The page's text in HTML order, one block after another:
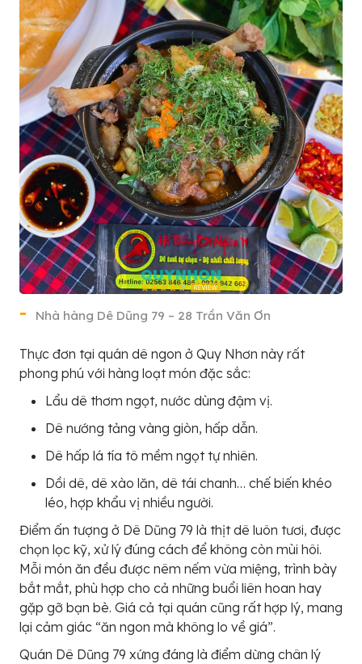
Nhà hàng Dê Dũng 79 – 28 Trần Văn Ơn
Thực đơn tại quán dê ngon ở Quy Nhơn này rất
phong phú với hàng loạt món đặc sắc:
Lẩu dê thơm ngọt, nước dùng đậm vị.
Dê nướng tảng vàng giòn, hấp dẫn.
Dê hấp lá tía tô mềm ngọt tự nhiên.
Dồi dê, dê xào lăn, dê tái chanh… chế biến khéo
léo, hợp khẩu vị nhiều người.
Điểm ấn tượng ở Dê Dũng 79 là thịt dê luôn tươi, được
chọn lọc kỹ, xử lý đúng cách để không còn mùi hôi.
Mỗi món ăn đều được nêm nếm vừa miệng, trình bày
bắt mắt, phù hợp cho cả những buổi liên hoan hay
gặp gỡ bạn bè. Giá cả tại quán cũng rất hợp lý, mang
lại cảm giác “ăn ngon mà không lo về giá”.
Quán Dê Dũng 79 xứng đáng là điểm dừng chân lý